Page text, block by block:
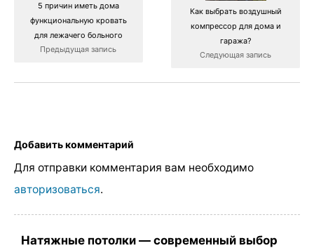
5 причин иметь дома
функциональную кровать
для лежачего больного
Предыдущая запись
Как выбрать воздушный
компрессор для дома и
гаража?
Следующая запись
Добавить комментарий
Для отправки комментария вам необходимо
авторизоваться.
Натяжные потолки — современный выбор